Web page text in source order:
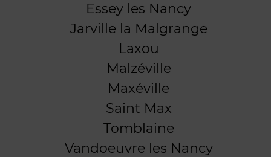
Essey les Nancy
Jarville la Malgrange
Laxou
Malzéville
Maxéville
Saint Max
Tomblaine
Vandoeuvre les Nancy